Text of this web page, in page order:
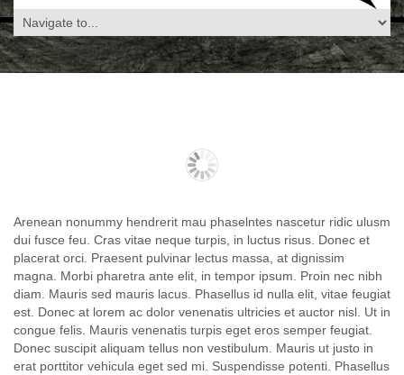
Arenean nonummy hendrerit mau phaselntes nascetur ridic ulusm
dui fusce feu. Cras vitae neque turpis, in luctus risus. Donec et
placerat orci. Praesent pulvinar lectus massa, at dignissim
magna. Morbi pharetra ante elit, in tempor ipsum. Proin nec nibh
diam. Mauris sed mauris lacus. Phasellus id nulla elit, vitae feugiat
est. Donec at lorem ac dolor venenatis ultricies et auctor nisl. Ut in
congue felis. Mauris venenatis turpis eget eros semper feugiat.
Donec suscipit aliquam tellus non vestibulum. Mauris ut justo in
erat porttitor vehicula eget sed mi. Suspendisse potenti. Phasellus